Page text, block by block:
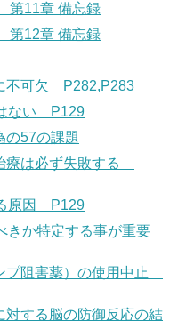
第11章 備忘録
第12章 備忘録
不可欠 P282,P283
ない P129
の57の課題
療は必ず失敗する
原因 P129
きか特定する事が重要
プ阻害薬）の使用中止
対する脳の防御反応の結